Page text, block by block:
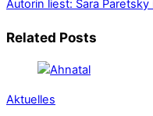
Autorin liest: Sara Paretsky
Related Posts
Aktuelles